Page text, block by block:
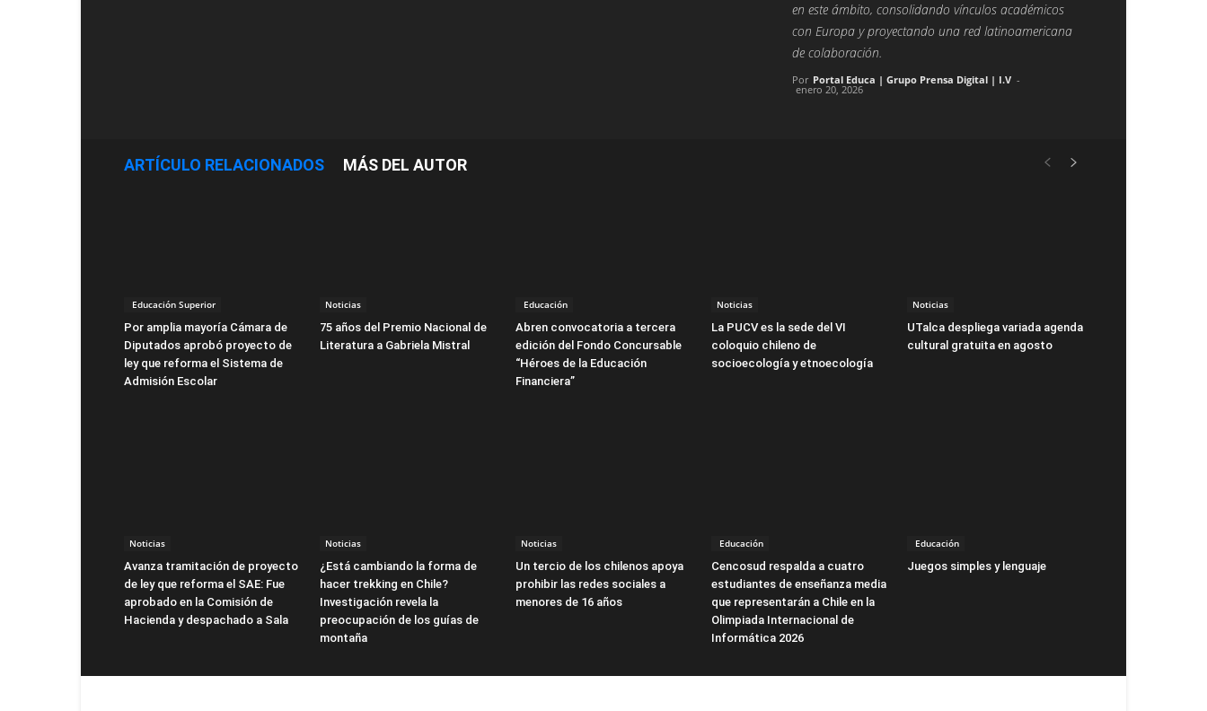
en este ámbito, consolidando vínculos académicos
con Europa y proyectando una red latinoamericana
de colaboración.
Por Portal Educa | Grupo Prensa Digital | I.V -
enero 20, 2026
ARTÍCULO RELACIONADOS MÁS DEL AUTOR
Educación Superior
Por amplia mayoría Cámara de
Diputados aprobó proyecto de
ley que reforma el Sistema de
Admisión Escolar
Noticias
75 años del Premio Nacional de
Literatura a Gabriela Mistral
Educación
Abren convocatoria a tercera
edición del Fondo Concursable
“Héroes de la Educación
Financiera”
Noticias
La PUCV es la sede del VI
coloquio chileno de
socioecología y etnoecología
Noticias
UTalca despliega variada agenda
cultural gratuita en agosto
Noticias
Avanza tramitación de proyecto
de ley que reforma el SAE: Fue
aprobado en la Comisión de
Hacienda y despachado a Sala
Noticias
¿Está cambiando la forma de
hacer trekking en Chile?
Investigación revela la
preocupación de los guías de
montaña
Noticias
Un tercio de los chilenos apoya
prohibir las redes sociales a
menores de 16 años
Educación
Cencosud respalda a cuatro
estudiantes de enseñanza media
que representarán a Chile en la
Olimpiada Internacional de
Informática 2026
Educación
Juegos simples y lenguaje